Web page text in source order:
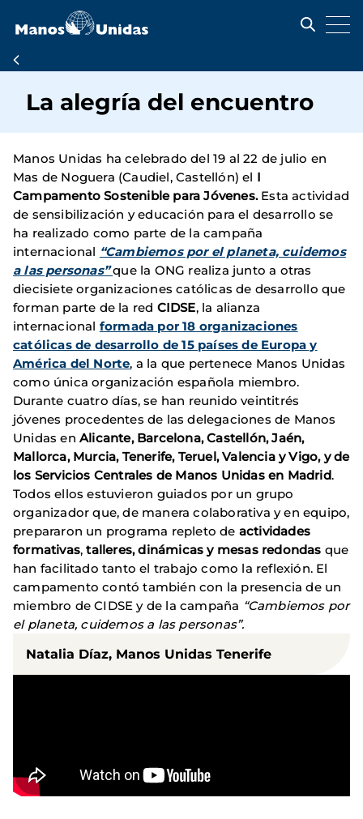
contenido
principal
Ruta
de
navegación
La alegría del encuentro
Manos Unidas ha celebrado del 19 al 22 de julio en
Mas de Noguera (Caudiel, Castellón) el I
Campamento Sostenible para Jóvenes. Esta actividad
de sensibilización y educación para el desarrollo se
ha realizado como parte de la campaña
internacional “Cambiemos por el planeta, cuidemos
a las personas” que la ONG realiza junto a otras
diecisiete organizaciones católicas de desarrollo que
forman parte de la red CIDSE, la alianza
internacional formada por 18 organizaciones
católicas de desarrollo de 15 países de Europa y
América del Norte, a la que pertenece Manos Unidas
como única organización española miembro.
Durante cuatro días, se han reunido veintitrés
jóvenes procedentes de las delegaciones de Manos
Unidas en Alicante, Barcelona, Castellón, Jaén,
Mallorca, Murcia, Tenerife, Teruel, Valencia y Vigo, y de
los Servicios Centrales de Manos Unidas en Madrid.
Todos ellos estuvieron guiados por un grupo
organizador que, de manera colaborativa y en equipo,
prepararon un programa repleto de actividades
formativas,talleres, dinámicas y mesas redondas que
han facilitado tanto el trabajo como la reflexión. El
campamento contó también con la presencia de un
miembro de CIDSE y de la campaña “Cambiemos por
el planeta, cuidemos a las personas”.
Natalia Díaz, Manos Unidas Tenerife